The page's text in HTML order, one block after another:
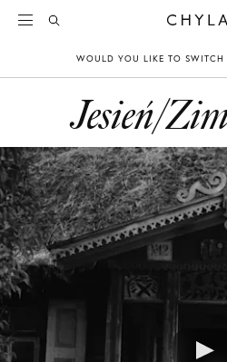
Open
WOULD YOU LIKE TO SWITCH
Jesień/
Play